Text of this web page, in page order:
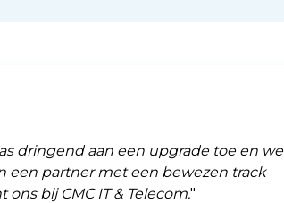
dringend aan een upgrade toe en we
een partner met een bewezen track
ons bij CMC IT & Telecom.